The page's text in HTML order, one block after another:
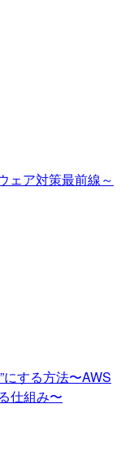
ェア対策最前線～
にする方法〜AWS
仕組み〜